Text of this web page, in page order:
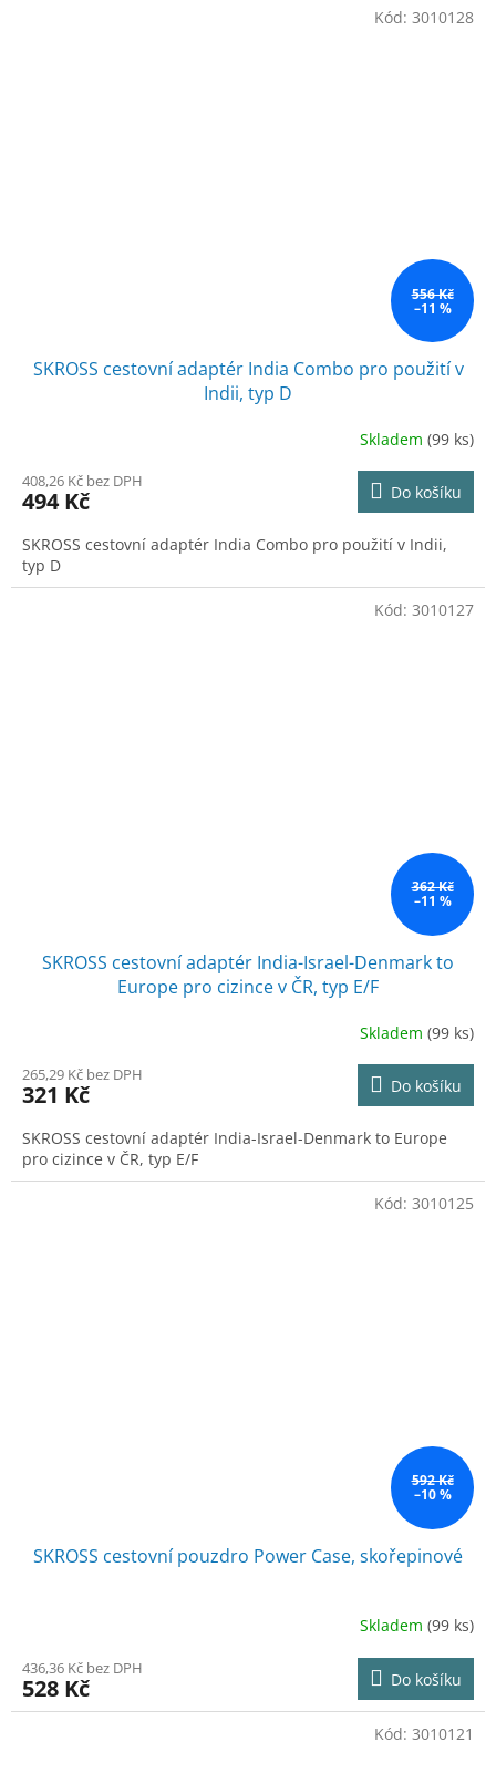
556 Kč
–11 %
SKROSS cestovní adaptér India Combo pro použití v
Indii, typ D
Skladem (99 ks)
408,26 Kč bez DPH
494 Kč Do košíku
SKROSS cestovní adaptér India Combo pro použití v Indii,
typ D
Kód: 3010128
362 Kč
–11 %
SKROSS cestovní adaptér India-Israel-Denmark to
Europe pro cizince v ČR, typ E/F
Skladem (99 ks)
265,29 Kč bez DPH
321 Kč Do košíku
SKROSS cestovní adaptér India-Israel-Denmark to Europe
pro cizince v ČR, typ E/F
Kód: 3010127
592 Kč
–10 %
SKROSS cestovní pouzdro Power Case, skořepinové
Skladem (99 ks)
436,36 Kč bez DPH
528 Kč Do košíku
Kód: 3010125
Kód: 3010121